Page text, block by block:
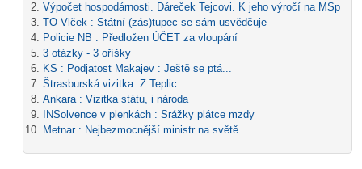
Výpočet hospodárnosti. Dáreček Tejcovi. K jeho výročí na MSp
TO Vlček : Státní (zás)tupec se sám usvědčuje
Policie NB : Předložen ÚČET za vloupání
3 otázky - 3 oříšky
KS : Podjatost Makajev : Ještě se ptá...
Štrasburská vizitka. Z Teplic
Ankara : Vizitka státu, i národa
INSolvence v plenkách : Srážky plátce mzdy
Metnar : Nejbezmocnější ministr na světě